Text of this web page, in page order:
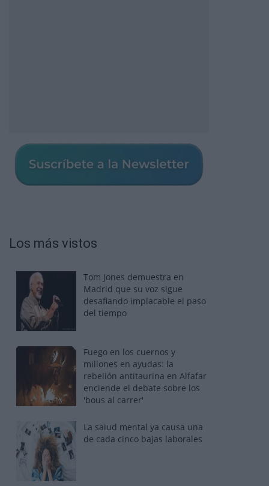
Los más vistos
Tom Jones demuestra en
Madrid que su voz sigue
desafiando implacable el paso
del tiempo
Fuego en los cuernos y
millones en ayudas: la
rebelión antitaurina en Alfafar
enciende el debate sobre los
'bous al carrer'
La salud mental ya causa una
de cada cinco bajas laborales